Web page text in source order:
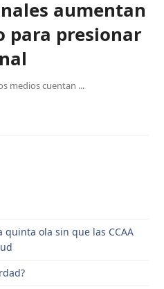
aumentan
para presionar
medios cuentan ...
ola sin que las CCAA